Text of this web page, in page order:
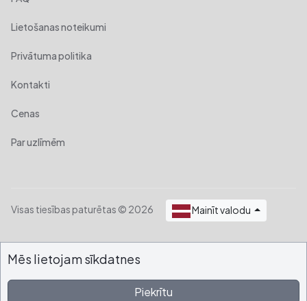
Lietošanas noteikumi
Privātuma politika
Kontakti
Cenas
Par uzlīmēm
Visas tiesības paturētas © 2026 Mainīt valodu
Mēs lietojam sīkdatnes
Piekrītu